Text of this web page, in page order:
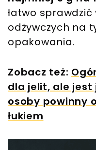
łatwo
odżywczych na
opakowania.
Zobacz też:
dla jelit, ale jest
osoby powinny
łukiem